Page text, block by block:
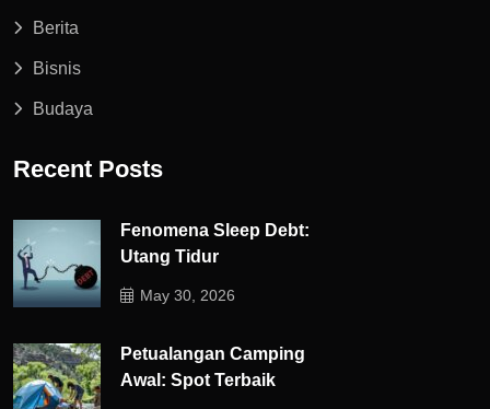
Berita
Bisnis
Budaya
Recent Posts
Fenomena Sleep Debt:
Utang Tidur
May 30, 2026
Petualangan Camping
Awal: Spot Terbaik